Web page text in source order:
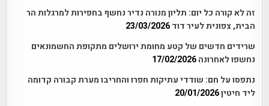
זה לא קורה כל יום: תליון מנורה נדיר נחשף בחפירות למרגלות הר
הבית, צפונית לעיר דוד 23/03/2026
שרידים חדשים של קטע מחומת ירושלים מתקופת החשמונאים
נחשפו לאחרונה 17/02/2026
נתפסו על חם: שודדי עתיקות חפרו והחריבו מערת קבורה קדומה
ליד חיטין20/01/2026